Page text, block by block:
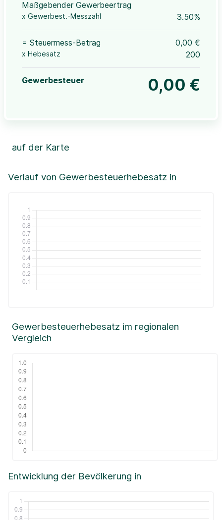
Maßgebender Gewerbeertrag
x Gewerbest.-Messzahl 3.50%
= Steuermess-Betrag 0,00 €
x Hebesatz 200
Gewerbesteuer 0,00 €
Verlauf von Gewerbesteuerhebesatz in
auf der Karte
+
Leaflet|©OpenStreetMap, ©CartoDB,
Entwicklung der Bevölkerung in
Gewerbesteuerhebesatz im regionalen
Vergleich